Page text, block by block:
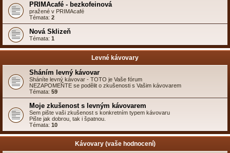
PRIMAcafé - bezkofeinová
pražené v PRIMAcafé
Témata: 2
Nová Sklizeň
Témata: 1
Levné kávovary
Sháním levný kávovar
Sháníte levný kávovar - TOTO je Vaše fórum
NEZAPOMEŇTE se podělit o zkušenosti s Vašim kávovarem
Témata: 59
Moje zkušenost s levným kávovarem
Sem pište vaši zkušenost s konkretním typem kávovaru
Pište jak dobrou, tak i špatnou.
Témata: 10
Kávovary (vaše hodnocení)